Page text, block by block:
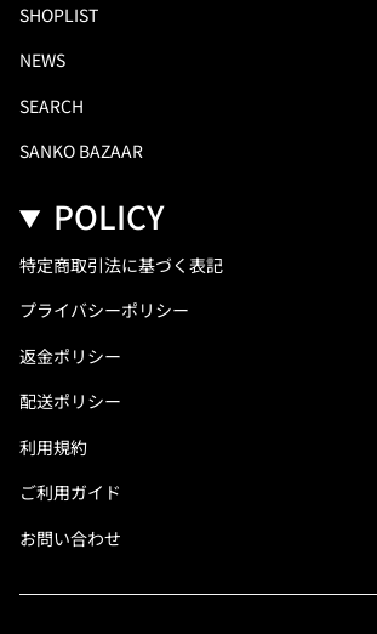
SHOPLIST
NEWS
SEARCH
SANKO BAZAAR
POLICY
特定商取引法に基づく表記
プライバシーポリシー
返金ポリシー
配送ポリシー
利用規約
ご利用ガイド
お問い合わせ